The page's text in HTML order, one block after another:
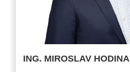
ING. MIROSLAV HODINA